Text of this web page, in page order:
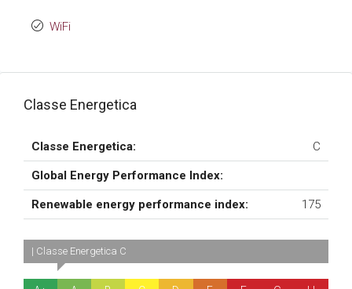
WiFi
Classe Energetica
Classe Energetica: C
Global Energy Performance Index:
Renewable energy performance index: 175
| Classe Energetica C